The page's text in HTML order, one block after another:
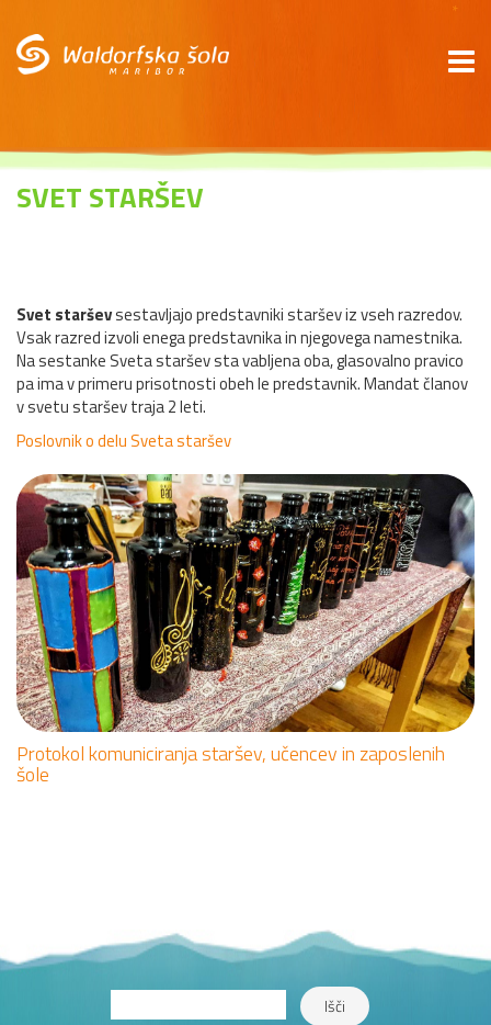
*
SVET STARŠEV
Svet starševsestavljajo predstavniki staršev iz vseh razredov.
Vsak razred izvoli enega predstavnika in njegovega namestnika.
Na sestanke Sveta staršev sta vabljena oba, glasovalno pravico
pa ima v primeru prisotnosti obeh le predstavnik. Mandat članov
v svetu staršev traja 2 leti.
Poslovnik o delu Sveta staršev
Protokol komuniciranja staršev, učencev in zaposlenih
šole